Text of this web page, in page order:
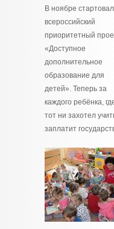
В ноябре стартовал
всероссийский
приоритетный
«Доступное
дополнительное
образование для
детей». Теперь за
каждого ребёнка,
тот ни захотел
заплатит